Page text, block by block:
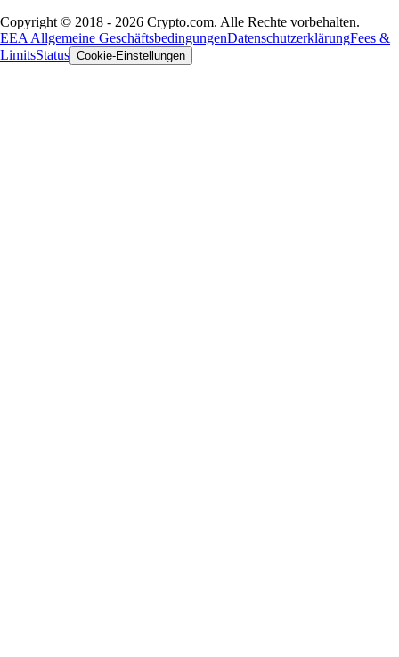
Copyright © 2018 - 2026 Crypto.com. Alle Rechte vorbehalten.
EEA Allgemeine GeschäftsbedingungenDatenschutzerklärungFees &
LimitsStatus Cookie-Einstellungen